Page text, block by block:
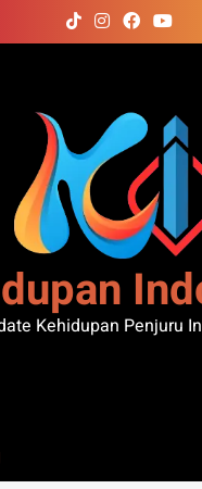
Kehidupan Penjuru